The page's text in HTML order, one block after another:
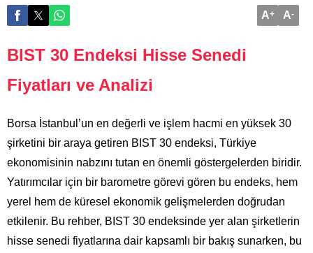
A+ A-
BIST 30 Endeksi Hisse Senedi
Fiyatları ve Analizi
Borsa İstanbul’un en değerli ve işlem hacmi en yüksek 30
şirketini bir araya getiren BIST 30 endeksi, Türkiye
ekonomisinin nabzını tutan en önemli göstergelerden biridir.
Yatırımcılar için bir barometre görevi gören bu endeks, hem
yerel hem de küresel ekonomik gelişmelerden doğrudan
etkilenir. Bu rehber, BIST 30 endeksinde yer alan şirketlerin
hisse senedi fiyatlarına dair kapsamlı bir bakış sunarken, bu